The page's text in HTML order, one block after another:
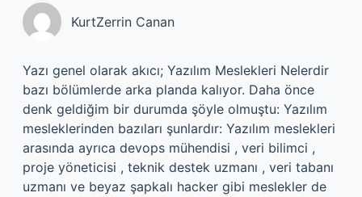
KurtZerrin Canan
Yazı genel olarak akıcı; Yazılım Meslekleri Nelerdir
bazı bölümlerde arka planda kalıyor. Daha önce
denk geldiğim bir durumda şöyle olmuştu: Yazılım
mesleklerinden bazıları şunlardır: Yazılım meslekleri
arasında ayrıca devops mühendisi , veri bilimci ,
proje yöneticisi , teknik destek uzmanı , veri tabanı
uzmanı ve beyaz şapkalı hacker gibi meslekler de